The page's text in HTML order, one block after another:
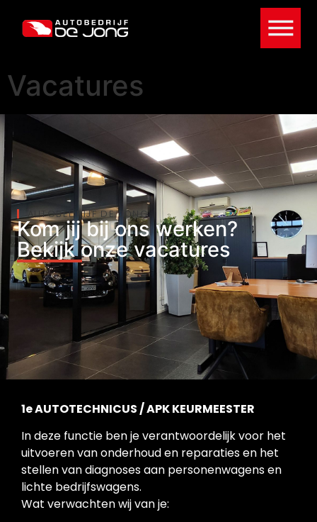
Vacatures
AUTOBEDRIJF DE JONG
Kom jij bij ons werken?
Bekijk onze vacatures
1e AUTOTECHNICUS / APK KEURMEESTER
In deze functie ben je verantwoordelijk voor het
uitvoeren van onderhoud en reparaties en het
stellen van diagnoses aan personenwagens en
lichte bedrijfswagens.
Wat verwachten wij van je: